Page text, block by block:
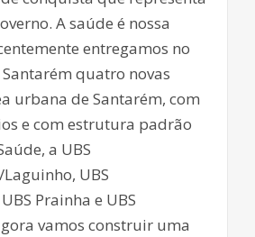
A saúde é nossa
entregamos no
quatro novas
urbana de Santarém, com
e com estrutura padrão
a UBS
UBS
Prainha e UBS
vamos construir uma